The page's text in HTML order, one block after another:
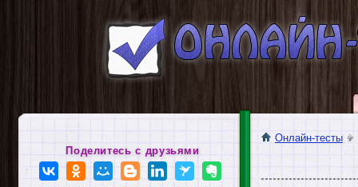
Онлайн-тесты
Поделитесь с друзьями